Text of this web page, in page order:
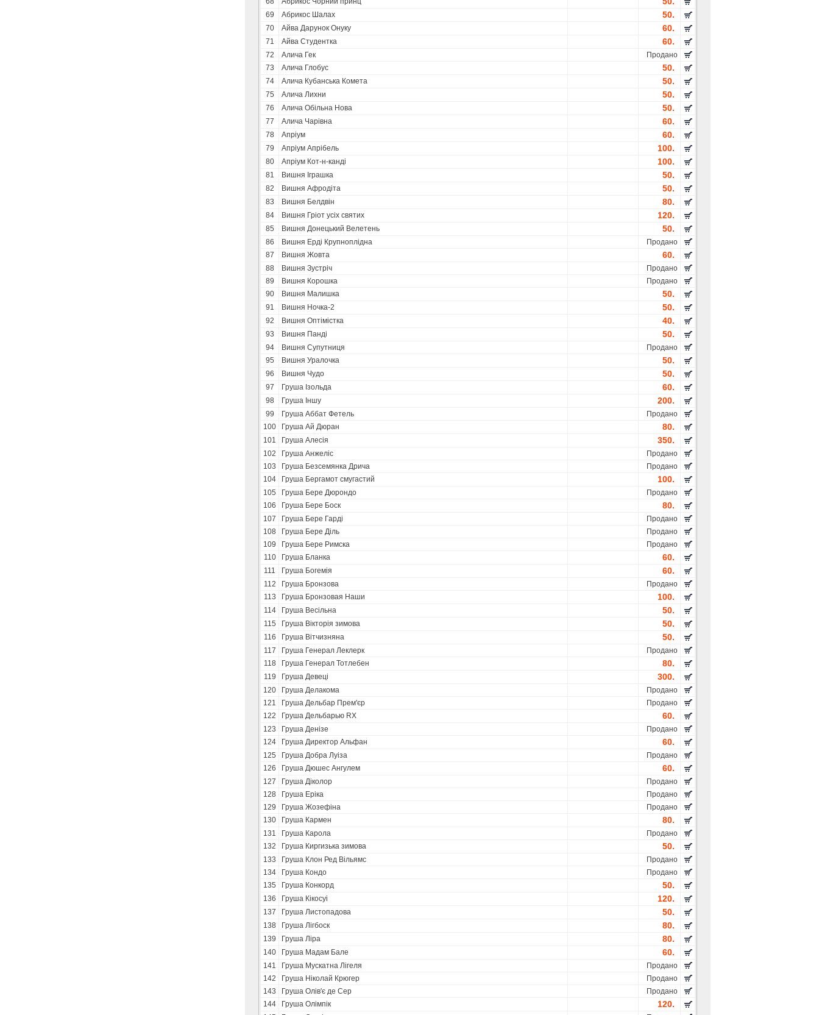
69 Абрикос Шалах 50.
70 Айва Дарунок Онуку 60.
71 Айва Студентка 60.
72 Алича Гек
Продано
73
Алича Глобус 50.
74 Алича Кубанська Комета 50.
75 Алича Лихни 50.
76 Алича Обільна Нова 50.
77 Алича Чарівна 60.
78 Апріум 60.
79 Апріум Апрібель 100.
80 Апріум Кот-н-канді 100.
81 Вишня Іграшка 50.
82 Вишня Афродіта 50.
83 Вишня Белдвін 80.
84 Вишня Гріот усіх святих 120.
85 Вишня Донецький Велетень 50.
86 Вишня Ерді Крупноплідна
Продано
87
Вишня Жовта 60.
88 Вишня Зустріч
Продано
89
Вишня Корошка
Продано
90
Вишня Малишка 50.
91 Вишня Ночка-2 50.
92 Вишня Оптімістка 40.
93 Вишня Панді 50.
94 Вишня Супутниця
Продано
95
Вишня Уралочка 50.
96 Вишня Чудо 50.
97 Груша Ізольда 60.
98 Груша Іншу 200.
99 Груша Аббат Фетель
Продано
100
Груша Ай Дюран 80.
101 Груша Алесія 350.
102 Груша Анжеліс
Продано
103
Груша Безсемянка Дрича
Продано
104
Груша Бергамот смугастий 100.
105 Груша Бере Дюрондо
Продано
106
Груша Бере Боск 80.
107 Груша Бере Гарді
Продано
108
Груша Бере Діль
Продано
109
Груша Бере Римска
Продано
110
Груша Бланка 60.
111 Груша Богемія 60.
112 Груша Бронзова
Продано
113
Груша Бронзовая Наши 100.
114 Груша Весільна 50.
115 Груша Вікторія зимова 50.
116 Груша Вітчизняна 50.
117 Груша Генерал Леклерк
Продано
118
Груша Генерал Тотлебен 80.
119 Груша Девеці 300.
120 Груша Делакома
Продано
121
Груша Дельбар Прем'єр
Продано
122
Груша Дельбарью RX 60.
123 Груша Денізе
Продано
124
Груша Директор Альфан 60.
125 Груша Добра Луіза
Продано
126
Груша Дюшес Ангулем 60.
127 Груша Діколор
Продано
128
Груша Еріка
Продано
129
Груша Жозефіна
Продано
130
Груша Кармен 80.
131 Груша Карола
Продано
132
Груша Киргизька зимова 50.
133 Груша Клон Ред Вільямс
Продано
134
Груша Кондо
Продано
135
Груша Конкорд 50.
136 Груша Кікосуі 120.
137 Груша Листопадова 50.
138 Груша Лігбоск 80.
139 Груша Ліра 80.
140 Груша Мадам Бале 60.
141 Груша Мускатна Лігеля
Продано
142
Груша Ніколай Крюгер
Продано
143
Груша Олів'є де Сер
Продано
144
Груша Олімпік 120.